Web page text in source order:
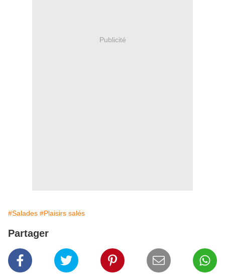
Publicité
#Salades #Plaisirs salés
Partager